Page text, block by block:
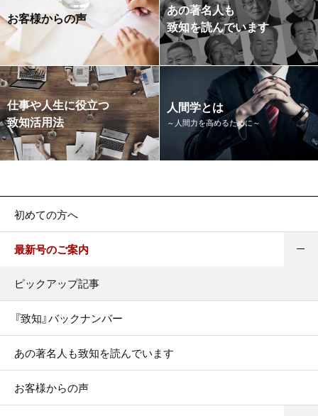
お客様からの声
あの著名人も
致知を読んでいます
仕事や人生に役立つ
致知活用法
人間学とは
～人間力を高めるために～
初めての方へ
最新号のご案内
ピックアップ記事
『致知』バックナンバー
あの著名人も致知を読んでいます
お客様からの声